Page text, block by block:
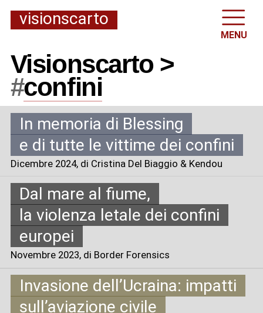
visionscarto
MENU
Visionscarto >
#confini
In memoria di Blessing
e di tutte le vittime dei confini
Dicembre 2024, di Cristina Del Biaggio & Kendou
Dal mare al fiume,
la violenza letale dei confini
europei
Novembre 2023, di Border Forensics
Invasione dell’Ucraina: impatti
sull’aviazione civile